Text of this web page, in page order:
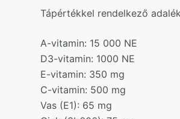
Tápértékkel rendelkező
A-vitamin: 15 000 NE
D3-vitamin: 1000 NE
E-vitamin: 350 mg
C-vitamin: 500 mg
Vas (E1): 65 mg